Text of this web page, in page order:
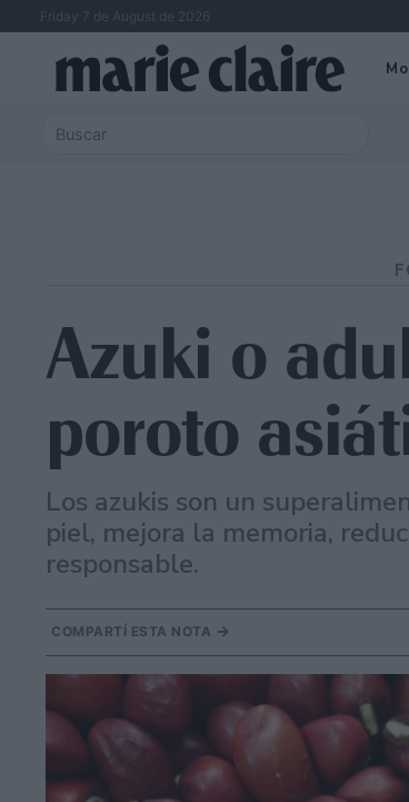
Friday 7 de August de 2026
Azuki o
poroto
Los azukis son un
piel, mejora la memoria,
responsable.
COMPARTÍ ESTA NOTA